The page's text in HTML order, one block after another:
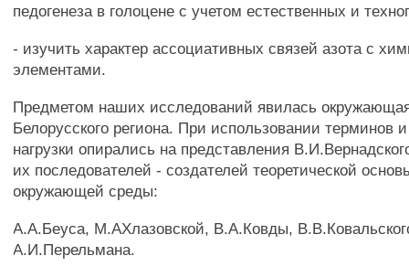
педогенеза в голоцене с учетом естественных и
- изучить характер ассоциативных связей азота с
элементами.
Предметом наших исследований явилась
Белорусского региона. При использовании терминов
нагрузки опирались на представления
их последователей - создателей теоретической
окружающей среды:
А.А.Беуса, М.АХлазовской, В.А.Ковды,
А.И.Перельмана.